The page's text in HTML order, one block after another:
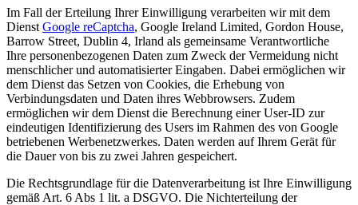
Im Fall der Erteilung Ihrer Einwilligung verarbeiten wir mit dem
DienstGoogle reCaptcha, Google Ireland Limited, Gordon House,
Barrow Street, Dublin 4, Irland als gemeinsame Verantwortliche
Ihre personenbezogenen Daten zum Zweck der Vermeidung nicht
menschlicher und automatisierter Eingaben. Dabei ermöglichen wir
dem Dienst das Setzen von Cookies, die Erhebung von
Verbindungsdaten und Daten ihres Webbrowsers. Zudem
ermöglichen wir dem Dienst die Berechnung einer User-ID zur
eindeutigen Identifizierung des Users im Rahmen des von Google
betriebenen Werbenetzwerkes. Daten werden auf Ihrem Gerät für
die Dauer von bis zu zwei Jahren gespeichert.
Die Rechtsgrundlage für die Datenverarbeitung ist Ihre Einwilligung
gemäß Art. 6 Abs 1 lit. a DSGVO. Die Nichterteilung der